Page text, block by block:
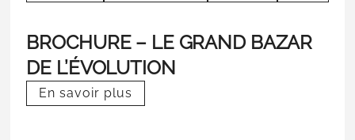
BROCHURE – LE GRAND BAZAR
DE L’ÉVOLUTION
En savoir plus